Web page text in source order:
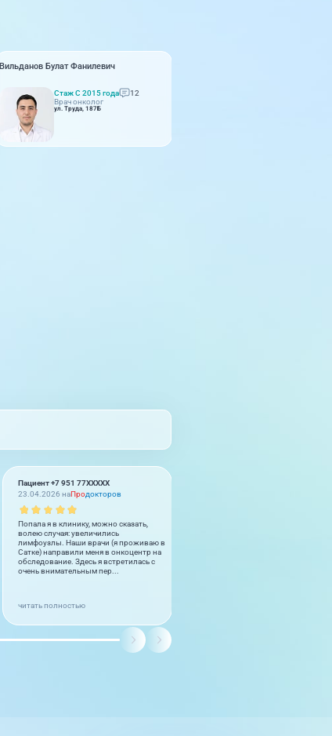
Вильданов Булат Фанилевич
Стаж С 2015 года
12
Врач онколог
ул. Труда, 187Б
Пациент +7 951 77XXXXX
23.04.2026 наПродокторов
Попала я в клинику, можно сказать,
волею случая: увеличились
лимфоузлы. Наши врачи (я проживаю в
Сатке) направили меня в онкоцентр на
обследование. Здесь я встретилась с
очень внимательным пер...
читать полностью